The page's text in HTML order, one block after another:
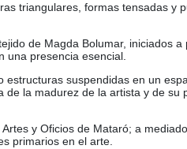
triangulares, formas tensadas y
de Magda Bolumar, iniciados
una presencia esencial.
suspendidas en un
la madurez de la artista y de su
y Oficios de Mataró; a
primarios en el arte.